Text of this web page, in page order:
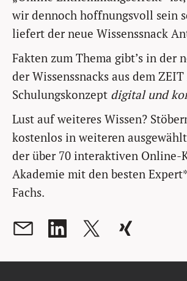
wir dennoch hoffnungsvoll sein
liefert der neue Wissenssnack
Fakten zum Thema gibt’s in der
der Wissenssnacks aus dem
Schulungskonzept digital und
Lust auf weiteres Wissen?
kostenlos in weiteren
der über 70 interaktiven Online-
Akademie mit den besten
Fachs.